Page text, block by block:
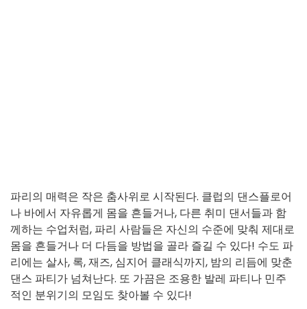
파리의 매력은 작은 춤사위로 시작된다. 클럽의 댄스플로어
나 바에서 자유롭게 몸을 흔들거나, 다른 취미 댄서들과 함
께하는 수업처럼, 파리 사람들은 자신의 수준에 맞춰 제대로
몸을 흔들거나 더 다듬을 방법을 골라 즐길 수 있다! 수도 파
리에는 살사, 록, 재즈, 심지어 클래식까지, 밤의 리듬에 맞춘
댄스 파티가 넘쳐난다. 또 가끔은 조용한 발레 파티나 민주
적인 분위기의 모임도 찾아볼 수 있다!